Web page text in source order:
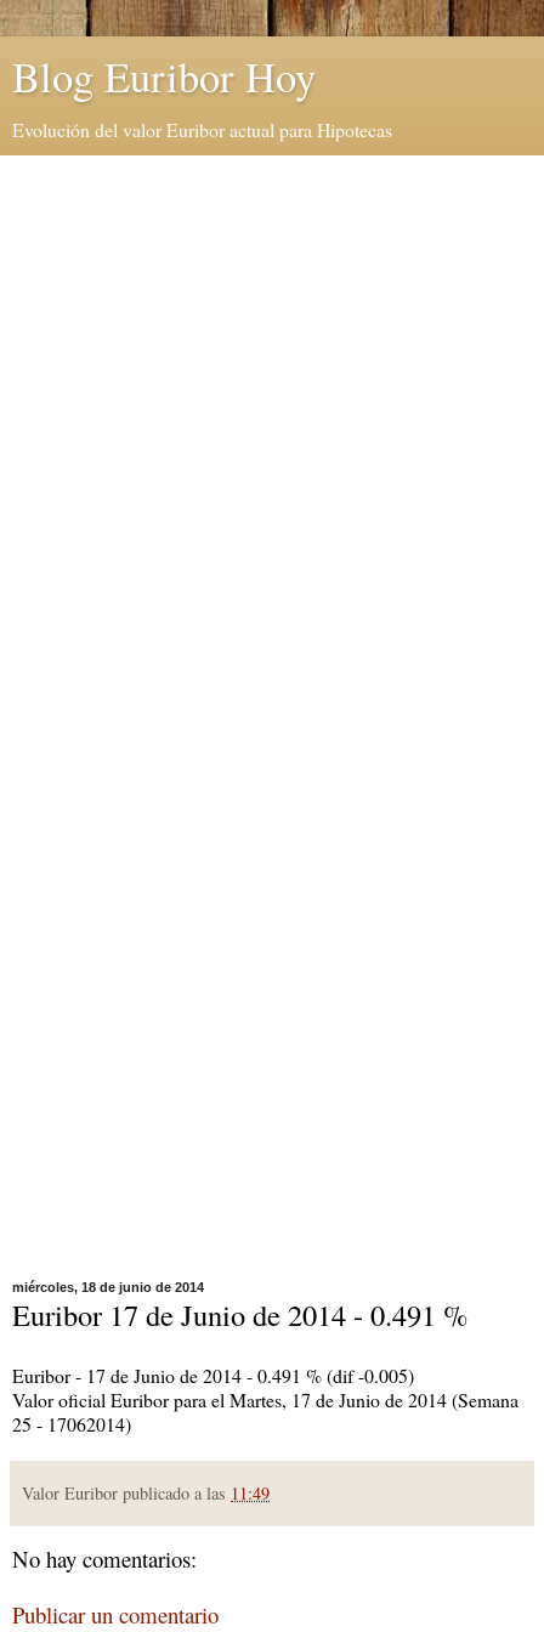
Blog Euribor Hoy
Evolución del valor Euribor actual para Hipotecas
miércoles, 18 de junio de 2014
Euribor 17 de Junio de 2014 - 0.491 %
Euribor - 17 de Junio de 2014 - 0.491 % (dif -0.005)
Valor oficial Euribor para el Martes, 17 de Junio de 2014 (Semana
25 - 17062014)
Valor Euribor publicado a las 11:49
No hay comentarios:
Publicar un comentario